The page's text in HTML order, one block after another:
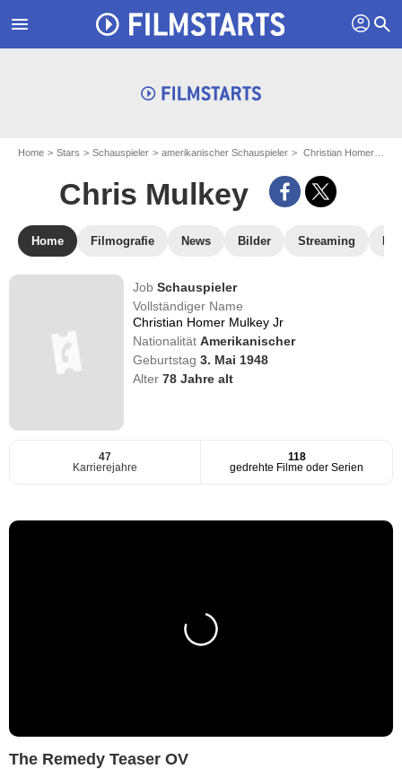
menu profil search
Home Stars Schauspieler amerikanischer Schauspieler Christian Homer Mulkey Jr - aka : Chris Mulkey
Chris Mulkey
Home Filmografie News Bilder Streaming
JobSchauspieler
Vollständiger Name
Christian Homer Mulkey Jr
NationalitätAmerikanischer
Geburtstag3. Mai 1948
Alter78 Jahre alt
47
Karrierejahre
118
gedrehte Filme oder Serien
The Remedy Teaser OV